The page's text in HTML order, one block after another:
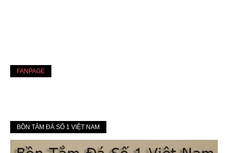
FANPAGE
BỒN TẮM ĐÁ SỐ 1 VIỆT NAM